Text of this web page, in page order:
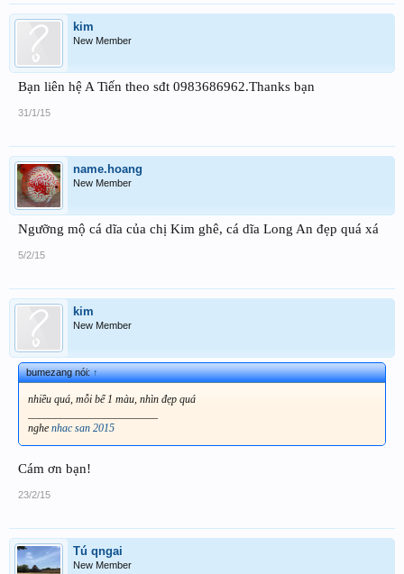
kim
New Member
Bạn liên hệ A Tiến theo sđt 0983686962.Thanks bạn
31/1/15
name.hoang
New Member
Ngưỡng mộ cá dĩa của chị Kim ghê, cá dĩa Long An đẹp quá xá
5/2/15
kim
New Member
bumezang nói:↑
nhiều quá, mỗi bể 1 màu, nhìn đẹp quá
nghe nhac san 2015
Cám ơn bạn!
23/2/15
Tú qngai
New Member